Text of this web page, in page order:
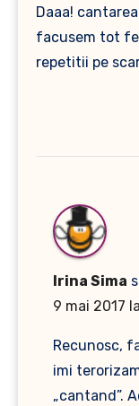
Daaa!
facusem tot
repetitii pe
Irina Sima
9 mai 2017
Recunosc,
imi
„cantand”.